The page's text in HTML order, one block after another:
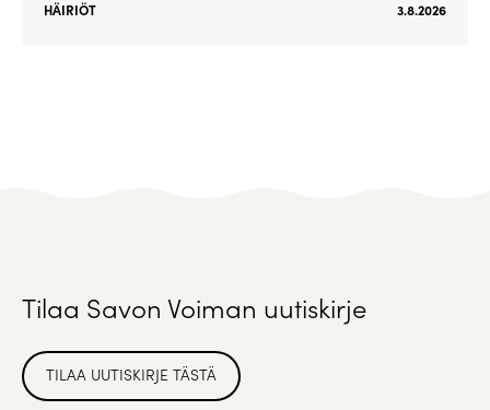
HÄIRIÖT 3.8.2026
Tilaa Savon Voiman uutiskirje
TILAA UUTISKIRJE TÄSTÄ